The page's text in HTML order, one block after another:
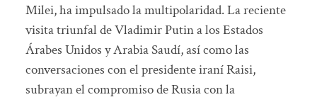
Milei, ha impulsado la multipolaridad. La reciente
visita triunfal de Vladimir Putin a los Estados
Árabes Unidos y Arabia Saudí, así como las
conversaciones con el presidente iraní Raisi,
subrayan el compromiso de Rusia con la